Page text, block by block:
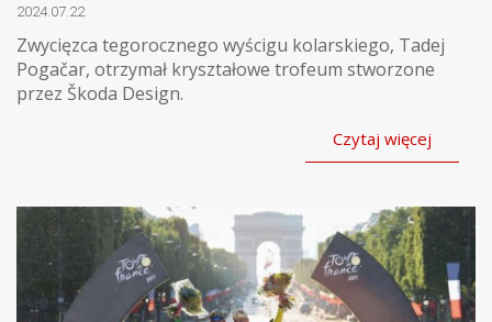
2024.07.22
Zwycięzca tegorocznego wyścigu kolarskiego, Tadej
Pogačar, otrzymał kryształowe trofeum stworzone
przez Škoda Design.
Czytaj więcej